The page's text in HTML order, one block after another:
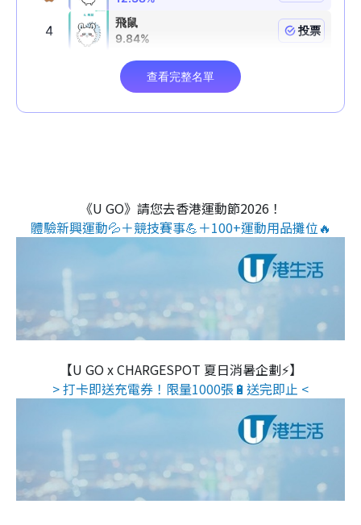
《U GO》請您去香港運動節2026！
體驗新興運動💦＋競技賽事💪＋100+運動用品攤位🔥
【U GO x CHARGESPOT 夏日消暑企劃⚡】
> 打卡即送充電券！限量1000張🔋送完即止 <